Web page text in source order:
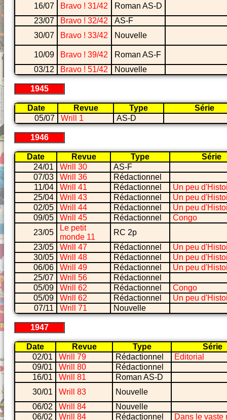
16/07 Bravo ! 31/42
Roman AS-D
23/07
Bravo ! 32/42
AS-F
30/07
Bravo ! 33/42 Nouvelle
10/09 Bravo ! 39/42
Roman AS-F
03/12
Bravo ! 51/42 Nouvelle
1945
Date Revue Type
Série
05/07
Wrill 1 AS-D
1946
Date Revue Type
Série
24/01
Wrill 30
AS-F
07/03
Wrill 36
Rédactionnel
11/04
Wrill 41 Rédactionnel
Un peu
25/04
Wrill 43 Rédactionnel
Un peu
02/05
Wrill 44 Rédactionnel
Un peu
09/05
Wrill 45 Rédactionnel
Congo
23/05
Le petit
monde 11
RC 2p
23/05
Wrill 47 Rédactionnel
Un peu
30/05
Wrill 48 Rédactionnel
Un peu
06/06
Wrill 49 Rédactionnel
Un peu
25/07
Wrill 56
Rédactionnel
05/09
Wrill 62 Rédactionnel
Congo
05/09
Wrill 62 Rédactionnel
Un peu
07/11
Wrill 71 Nouvelle
1947
Date Revue Type
Série
02/01
Wrill 79 Rédactionnel
Editorial
09/01
Wrill 80
Rédactionnel
16/01
Wrill 81
Roman AS-D
30/01
Wrill 83
Nouvelle
06/02
Wrill 84
Nouvelle
06/02
Wrill 84 Rédactionnel
Dans le vaste